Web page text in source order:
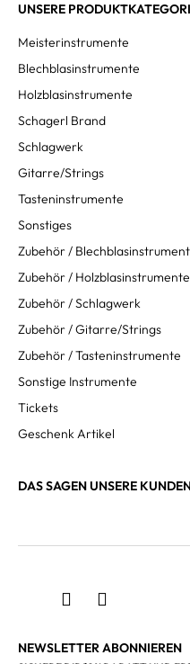
UNSERE
Meisterinstrumente
Blechblasinstrumente
Holzblasinstrumente
Schagerl Brand
Schlagwerk
Gitarre/Strings
Tasteninstrumente
Sonstiges
Zubehör /
Zubehör / Holzblasinstrumente
Zubehör / Schlagwerk
Zubehör / Gitarre/Strings
Zubehör / Tasteninstrumente
Sonstige Instrumente
Tickets
Geschenk Artikel
DAS SAGEN UNSERE
NEWSLETTER ABONNIEREN